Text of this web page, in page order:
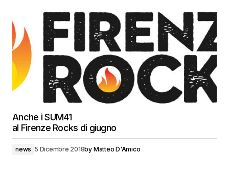
Anche i SUM41
al Firenze Rocks di giugno
news 5 Dicembre 2018by Matteo D'Amico